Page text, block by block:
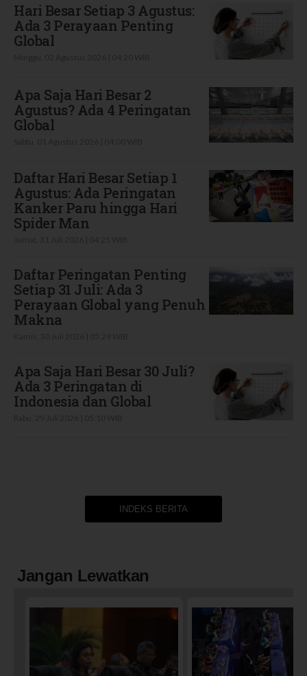
Hari Besar Setiap 3 Agustus:
Ada 3 Perayaan Penting
Global
Apa Saja Hari Besar 2
Agustus? Ada 4 Peringatan
Global
Daftar Hari Besar Setiap 1
Agustus: Ada Peringatan
Kanker Paru hingga Hari
Spider Man
Daftar Peringatan Penting
Setiap 31 Juli: Ada 3
Perayaan Global yang Penuh
Makna
Apa Saja Hari Besar 30 Juli?
Ada 3 Peringatan di
Indonesia dan Global
INDEKS BERITA
Jangan Lewatkan